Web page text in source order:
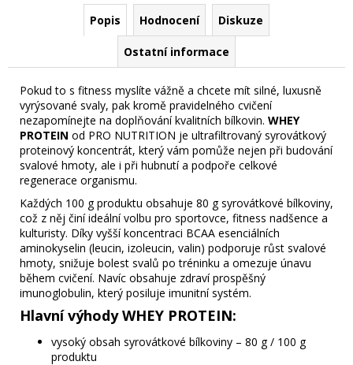
Popis Hodnocení Diskuze
Ostatní informace
Pokud to s fitness myslíte vážně a chcete mít silné, luxusně
vyrýsované svaly, pak kromě pravidelného cvičení
nezapomínejte na doplňování kvalitních bílkovin. WHEY
PROTEIN od PRO NUTRITION je ultrafiltrovaný syrovátkový
proteinový koncentrát, který vám pomůže nejen při budování
svalové hmoty, ale i při hubnutí a podpoře celkové
regenerace organismu.
Každých 100 g produktu obsahuje 80 g syrovátkové bílkoviny,
což z něj činí ideální volbu pro sportovce, fitness nadšence a
kulturisty. Díky vyšší koncentraci BCAA esenciálních
aminokyselin (leucin, izoleucin, valin) podporuje růst svalové
hmoty, snižuje bolest svalů po tréninku a omezuje únavu
během cvičení. Navíc obsahuje zdraví prospěšný
imunoglobulin, který posiluje imunitní systém.
Hlavní výhody WHEY PROTEIN:
vysoký obsah syrovátkové bílkoviny – 80 g / 100 g
produktu